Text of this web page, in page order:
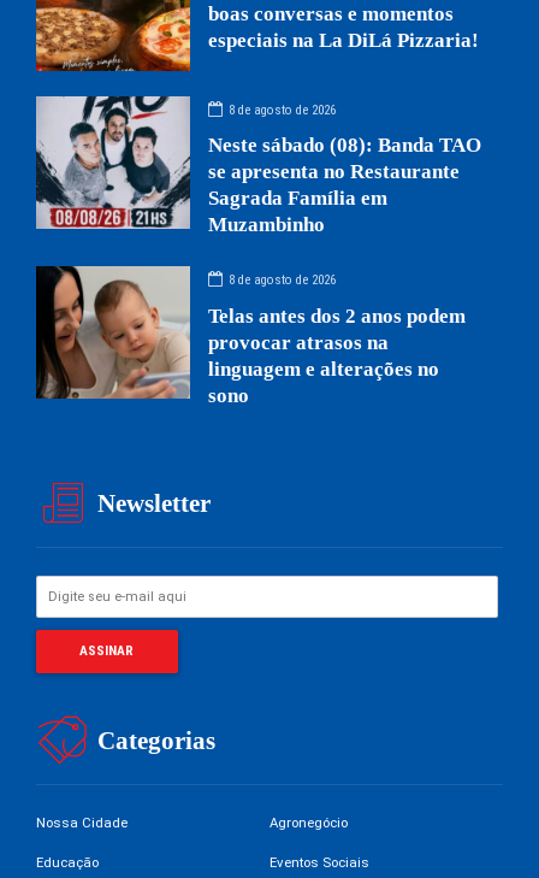
boas conversas e momentos
especiais na La DiLá Pizzaria!
8 de agosto de 2026
Neste sábado (08): Banda TAO
se apresenta no Restaurante
Sagrada Família em
Muzambinho
8 de agosto de 2026
Telas antes dos 2 anos podem
provocar atrasos na
linguagem e alterações no
sono
Newsletter
Categorias
Nossa Cidade Agronegócio
Educação Eventos Sociais